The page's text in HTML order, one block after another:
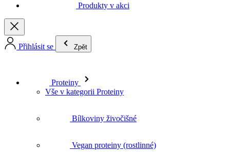
Produkty v akci
Přihlásit se Zpět
Proteiny
Vše v kategorii Proteiny
Bílkoviny živočišné
Vegan proteiny (rostlinné)